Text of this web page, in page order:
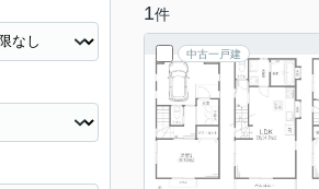
1件
中古一戸建